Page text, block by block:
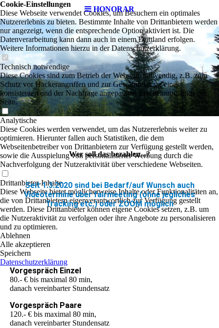
HONORAR
Wer soll das bezahlen...?
Seit 1.3.2020 sind bei Bedarf/auf Wunsch auch
Videotermine über fairmeeting (ohne jegliches
Tracking etc.) oder ZOOM möglich
Vorgespräch Einzel
80.- € bis maximal 80 min,
danach vereinbarter Stundensatz
Vorgespräch Paare
120.- € bis maximal 80 min,
danach vereinbarter Stundensatz
Cookie-Einstellungen
Diese Webseite verwendet Cookies, um Besuchern ein optimales
Nutzererlebnis zu bieten. Bestimmte Inhalte von Drittanbietern werden
nur angezeigt, wenn die entsprechende Option aktiviert ist. Die
Datenverarbeitung kann dann auch in einem Drittland erfolgen.
Weitere Informationen hierzu in der Datenschutzerklärung.
Technisch notwendige
Diese Cookies sind zum Betrieb der Webseite notwendig, z.B. zum
Schutz vor Hackerangriffen und zur Gewährleistung eines
konsistenten und der Nachfrage angepassten Erscheinungsbilds der
Seite.
Analytische
Diese Cookies werden verwendet, um das Nutzererlebnis weiter zu
optimieren. Hierunter fallen auch Statistiken, die dem
Webseitenbetreiber von Drittanbietern zur Verfügung gestellt werden,
sowie die Ausspielung von personalisierter Werbung durch die
Nachverfolgung der Nutzeraktivität über verschiedene Webseiten.
Drittanbieter-Inhalte
Diese Webseite bietet möglicherweise Inhalte oder Funktionalitäten an,
die von Drittanbietern eigenverantwortlich zur Verfügung gestellt
werden. Diese Drittanbieter können eigene Cookies setzen, z.B. um
die Nutzeraktivität zu verfolgen oder ihre Angebote zu personalisieren
und zu optimieren.
Ablehnen
Alle akzeptieren
Speichern
Datenschutzerklärung